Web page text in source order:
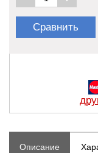
Сравнить
Описание